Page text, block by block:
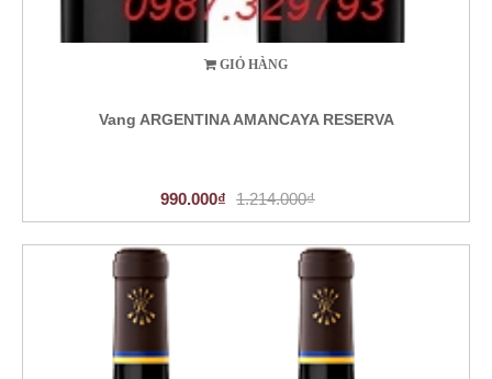
GIỎ HÀNG
Vang ARGENTINA AMANCAYA RESERVA
990.000₫ 1.214.000₫